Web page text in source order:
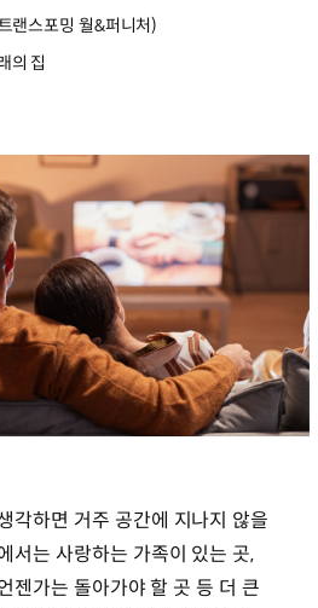
랜스포밍 월&퍼니처)
의 집
각하면 거주 공간에 지나지 않을
서는 사랑하는 가족이 있는 곳,
젠가는 돌아가야 할 곳 등 더 큰